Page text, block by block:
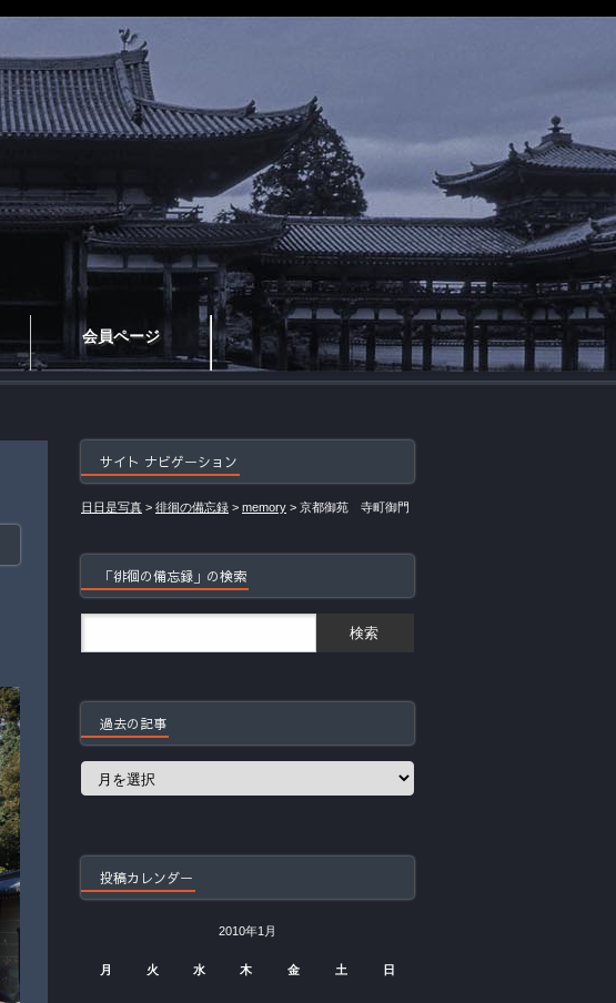
会員ページ
サイト ナビゲーション
日日是写真 > 徘徊の備忘録 > memory > 京都御苑 寺町御門
「徘徊の備忘録」の検索
過去の記事
過
投稿カレンダー
2010年1月
月 火 水 木 金 土 日